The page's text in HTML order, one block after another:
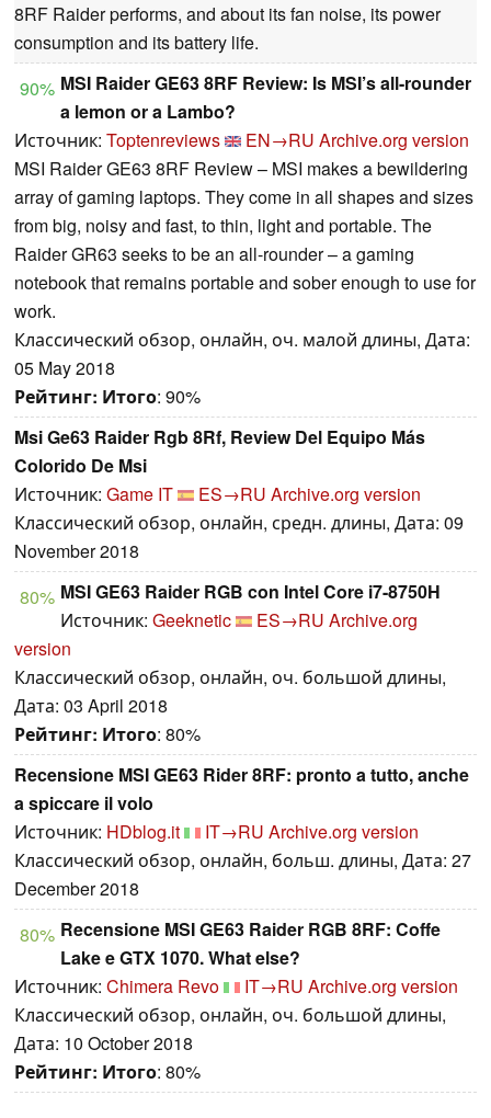
8RF Raider performs, and about its fan noise, its power
consumption and its battery life.
90% MSI Raider GE63 8RF Review: Is MSI’s all-rounder
a lemon or a Lambo?
Источник: Toptenreviews EN→RU Archive.org version
MSI Raider GE63 8RF Review – MSI makes a bewildering
array of gaming laptops. They come in all shapes and sizes
from big, noisy and fast, to thin, light and portable. The
Raider GR63 seeks to be an all-rounder – a gaming
notebook that remains portable and sober enough to use for
work.
Классический обзор, онлайн, оч. малой длины, Дата:
05 May 2018
Рейтинг: Итого: 90%
Msi Ge63 Raider Rgb 8Rf, Review Del Equipo Más
Colorido De Msi
Источник: Game IT ES→RU Archive.org version
Классический обзор, онлайн, средн. длины, Дата: 09
November 2018
80% MSI GE63 Raider RGB con Intel Core i7-8750H
Источник: Geeknetic ES→RU Archive.org
version
Классический обзор, онлайн, оч. большой длины,
Дата: 03 April 2018
Рейтинг: Итого: 80%
Recensione MSI GE63 Rider 8RF: pronto a tutto, anche
a spiccare il volo
Источник: HDblog.it IT→RU Archive.org version
Классический обзор, онлайн, больш. длины, Дата: 27
December 2018
80% Recensione MSI GE63 Raider RGB 8RF: Coffe
Lake e GTX 1070. What else?
Источник: Chimera Revo IT→RU Archive.org version
Классический обзор, онлайн, оч. большой длины,
Дата: 10 October 2018
Рейтинг: Итого: 80%